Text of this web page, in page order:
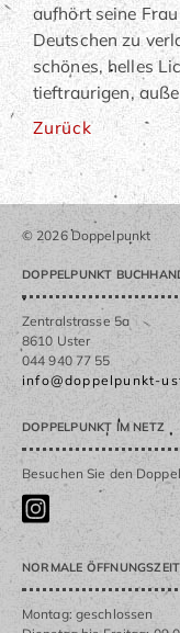
aufhört seine
Deutschen zu
schönes, helles
tieftraurigen,
Zurück
© 2026 Doppelpunkt
DOPPELPUNKT
Zentralstrasse 5a
8610 Uster
044 940 77 55
info@doppelpunkt-
DOPPELPUNKT IM NETZ
Besuchen Sie den
NORMALE
Montag: geschlossen